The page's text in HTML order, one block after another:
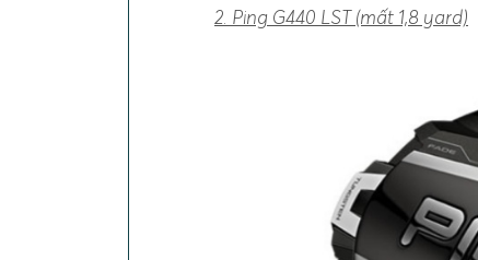
2. Ping G440 LST (mất 1,8 yard)